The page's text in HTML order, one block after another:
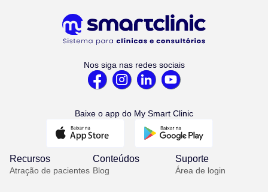
Nos siga nas redes sociais
Baixe o app do My Smart Clinic
Recursos
Atração de pacientes
Conteúdos
Blog
Suporte
Área de login